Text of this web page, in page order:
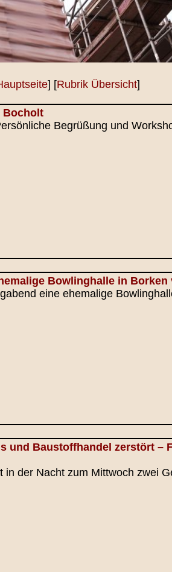
] [Rubrik Übersicht]
Bocholt
Begrüßung und
Bowlinghalle in
eine ehemalige
und Baustoffhandel zerstört –
der Nacht zum Mittwoch zwei